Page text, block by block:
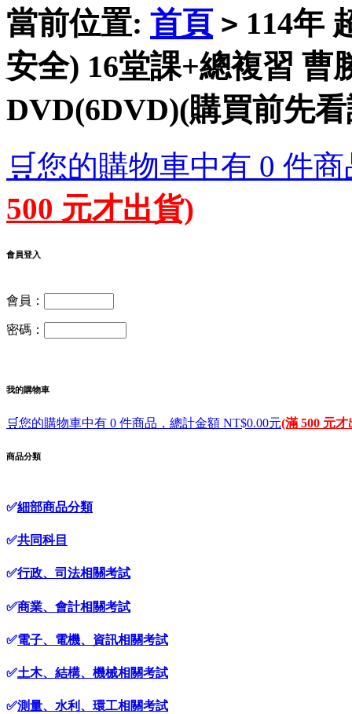
當前位置: 首頁 > 114年
安全) 16堂課+總複習 曹
DVD(6DVD)(購買前先
🛒您的購物車中有 0 件
500 元才出貨)
會員登入
會員：
密碼：
我的購物車
🛒您的購物車中有 0 件商品，總計金額 NT$0.00元(滿 500 元才
商品分類
✅細部商品分類
✅共同科目
✅行政、司法相關考試
✅商業、會計相關考試
✅電子、電機、資訊相關考試
✅土木、結構、機械相關考試
✅測量、水利、環工相關考試